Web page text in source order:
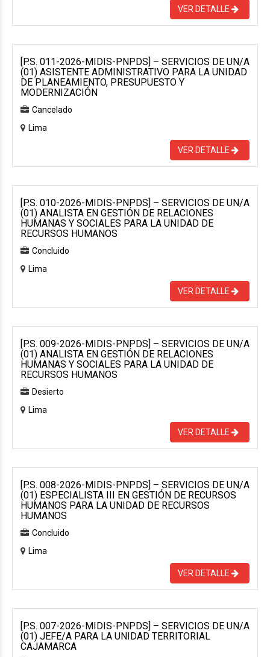
VER DETALLE
[P.S. 011-2026-MIDIS-PNPDS] – SERVICIOS DE UN/A
(01) ASISTENTE ADMINISTRATIVO PARA LA UNIDAD
DE PLANEAMIENTO, PRESUPUESTO Y
MODERNIZACIÓN
Cancelado
Lima
VER DETALLE
[P.S. 010-2026-MIDIS-PNPDS] – SERVICIOS DE UN/A
(01) ANALISTA EN GESTIÓN DE RELACIONES
HUMANAS Y SOCIALES PARA LA UNIDAD DE
RECURSOS HUMANOS
Concluido
Lima
VER DETALLE
[P.S. 009-2026-MIDIS-PNPDS] – SERVICIOS DE UN/A
(01) ANALISTA EN GESTIÓN DE RELACIONES
HUMANAS Y SOCIALES PARA LA UNIDAD DE
RECURSOS HUMANOS
Desierto
Lima
VER DETALLE
[P.S. 008-2026-MIDIS-PNPDS] – SERVICIOS DE UN/A
(01) ESPECIALISTA III EN GESTIÓN DE RECURSOS
HUMANOS PARA LA UNIDAD DE RECURSOS
HUMANOS
Concluido
Lima
VER DETALLE
[P.S. 007-2026-MIDIS-PNPDS] – SERVICIOS DE UN/A
(01) JEFE/A PARA LA UNIDAD TERRITORIAL
CAJAMARCA